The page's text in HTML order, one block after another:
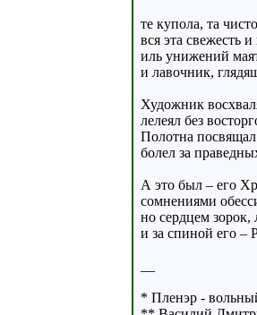
те купола, та
вся эта свежесть и
иль унижений
и лавочник,
Художник
лелеял без
Полотна
болел за
А это был – его
сомнениями
но сердцем зорок,
и за спиной его –
* Пленэр -